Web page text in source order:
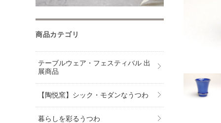
商品カテゴリ
テーブルウェア・フェスティバル 出
展商品
【陶悦窯】シック・モダンなうつわ
暮らしを彩るうつわ